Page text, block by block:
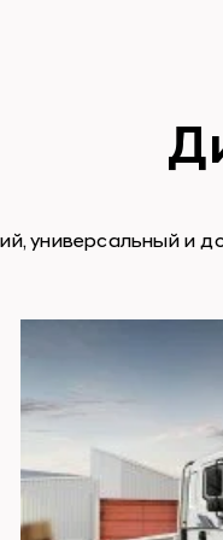
универсальный и